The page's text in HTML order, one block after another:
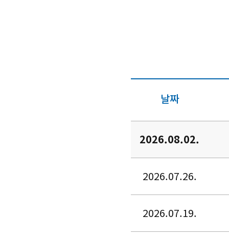
날짜
2026.08.02.
2026.07.26.
2026.07.19.